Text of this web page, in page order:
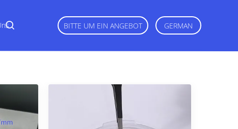
BITTE UM EIN ANGEBOT GERMAN